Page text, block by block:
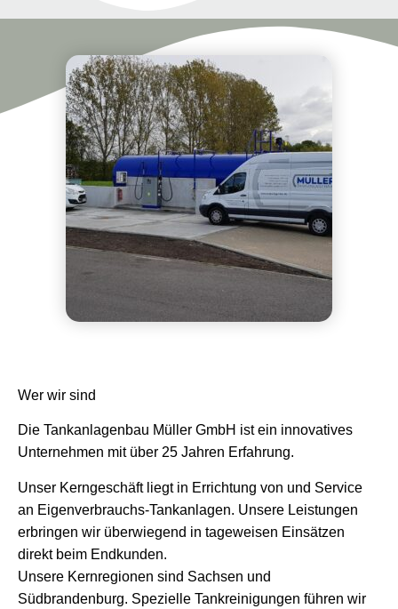
Wer wir sind
Die Tankanlagenbau Müller GmbH ist ein innovatives
Unternehmen mit über 25 Jahren Erfahrung.
Unser Kerngeschäft liegt in Errichtung von und Service
an Eigenverbrauchs-Tankanlagen. Unsere Leistungen
erbringen wir überwiegend in tageweisen Einsätzen
direkt beim Endkunden.
Unsere Kernregionen sind Sachsen und
Südbrandenburg. Spezielle Tankreinigungen führen wir